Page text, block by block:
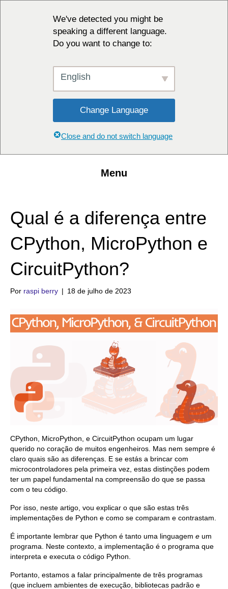
We've detected you might be
speaking a different language.
Do you want to change to:
English
Change Language
Close and do not switch language
Menu
Qual é a diferença entre
CPython, MicroPython e
CircuitPython?
Por raspi berry | 18 de julho de 2023
CPython, MicroPython, e CircuitPython ocupam um lugar
querido no coração de muitos engenheiros. Mas nem sempre é
claro quais são as diferenças. E se estás a brincar com
microcontroladores pela primeira vez, estas distinções podem
ter um papel fundamental na compreensão do que se passa
com o teu código.
Por isso, neste artigo, vou explicar o que são estas três
implementações de Python e como se comparam e contrastam.
É importante lembrar que Python é tanto uma linguagem e um
programa. Neste contexto, a implementação é o programa que
interpreta e executa o código Python.
Portanto, estamos a falar principalmente de três programas
(que incluem ambientes de execução, bibliotecas padrão e